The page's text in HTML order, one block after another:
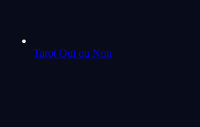
Tarot Oui ou Non